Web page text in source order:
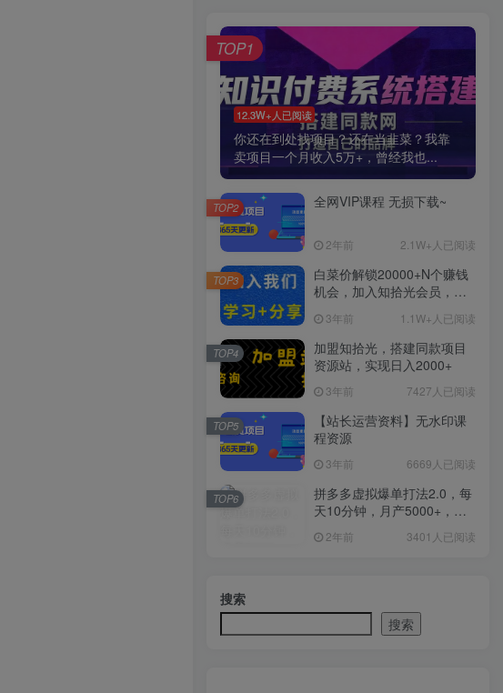
12.3W+人已阅读
你还在到处找项目？还在当韭菜？我靠
卖项目一个月收入5万+，曾经我也...
TOP1
全网VIP课程 无损下载~
2年前 2.1W+人已阅读
TOP2
白菜价解锁20000+N个赚钱
机会，加入知拾光会员，全
3年前 1.1W+人已阅读
TOP3
加盟知拾光，搭建同款项目
资源站，实现日入2000+
3年前 7427人已阅读
TOP4
【站长运营资料】无水印课
程资源
3年前 6669人已阅读
TOP5
拼多多虚拟爆单打法2.0，每
天10分钟，月产5000+，从0
2年前 3401人已阅读
TOP6
搜索
搜索